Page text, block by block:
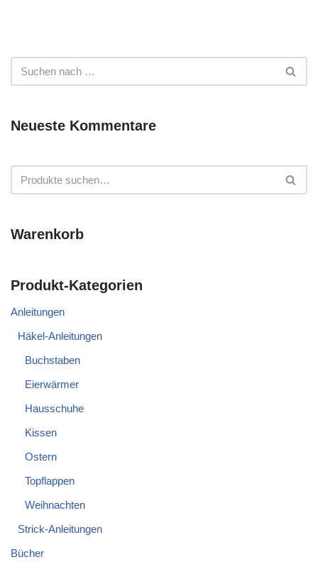
Neueste Kommentare
Warenkorb
Produkt-Kategorien
Anleitungen
Häkel-Anleitungen
Buchstaben
Eierwärmer
Hausschuhe
Kissen
Ostern
Topflappen
Weihnachten
Strick-Anleitungen
Bücher